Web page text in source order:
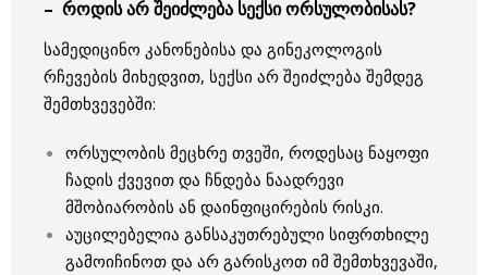
– როდის არ შეიძლება სექსი ორსულობისას?
სამედიცინო კანონებისა და გინეკოლოგის
რჩევების მიხედვით, სექსი არ შეიძლება შემდეგ
შემთხვევებში:
ორსულობის მეცხრე თვეში, როდესაც ნაყოფი
ჩადის ქვევით და ჩნდება ნაადრევი
მშობიარობის ან დაინფიცირების რისკი.
აუცილებელია განსაკუთრებული სიფრთხილე
გამოიჩინოთ და არ გარისკოთ იმ შემთხვევაში,